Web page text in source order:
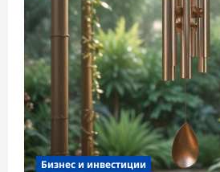
Бизнес и инвестиции